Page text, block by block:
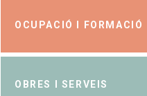
OCUPACIÓ I FORMACIÓ
OBRES I SERVEIS